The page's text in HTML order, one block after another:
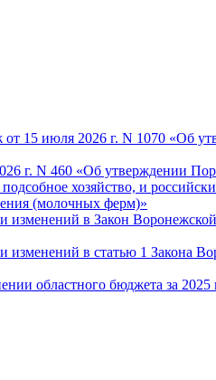
15 июля 2026 г. N 1070 «Об
г. N 460 «Об утверждении
хозяйство, и
(молочных ферм)»
в Закон
в статью 1 Закона
областного бюджета за 2025